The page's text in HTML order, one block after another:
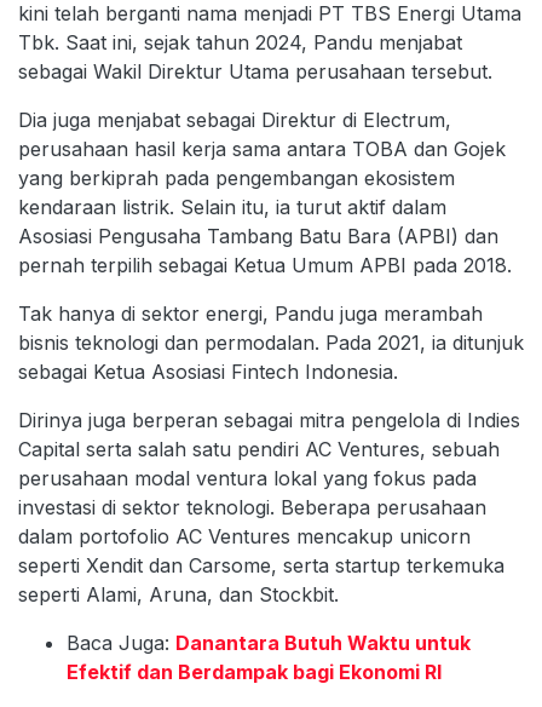
kini telah berganti nama menjadi PT TBS Energi Utama
Tbk. Saat ini, sejak tahun 2024, Pandu menjabat
sebagai Wakil Direktur Utama perusahaan tersebut.
Dia juga menjabat sebagai Direktur di Electrum,
perusahaan hasil kerja sama antara TOBA dan Gojek
yang berkiprah pada pengembangan ekosistem
kendaraan listrik. Selain itu, ia turut aktif dalam
Asosiasi Pengusaha Tambang Batu Bara (APBI) dan
pernah terpilih sebagai Ketua Umum APBI pada 2018.
Tak hanya di sektor energi, Pandu juga merambah
bisnis teknologi dan permodalan. Pada 2021, ia ditunjuk
sebagai Ketua Asosiasi Fintech Indonesia.
Dirinya juga berperan sebagai mitra pengelola di Indies
Capital serta salah satu pendiri AC Ventures, sebuah
perusahaan modal ventura lokal yang fokus pada
investasi di sektor teknologi. Beberapa perusahaan
dalam portofolio AC Ventures mencakup unicorn
seperti Xendit dan Carsome, serta startup terkemuka
seperti Alami, Aruna, dan Stockbit.
Baca Juga: Danantara Butuh Waktu untuk
Efektif dan Berdampak bagi Ekonomi RI